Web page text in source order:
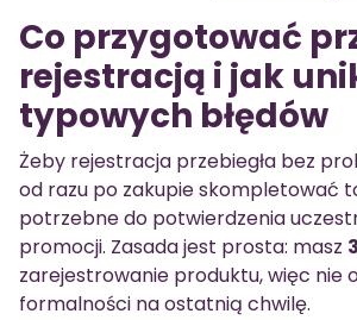
Co przygotować
rejestracją i jak
typowych błędów
Żeby rejestracja przebiegła bez
od razu po zakupie skompletować
potrzebne do potwierdzenia
promocji. Zasada jest prosta: masz
zarejestrowanie produktu, więc nie
formalności na ostatnią chwilę.